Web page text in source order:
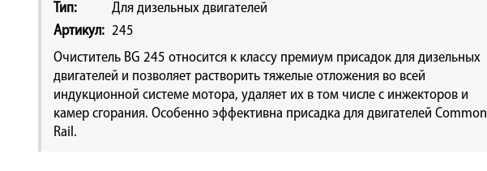
Тип:
Для дизельных двигателей
Артикул: 245
Очиститель BG 245 относится к классу премиум присадок для дизельных
двигателей и позволяет растворить тяжелые отложения во всей
индукционной системе мотора, удаляет их в том числе с инжекторов и
камер сгорания. Особенно эффективна присадка для двигателей Common
Rail.